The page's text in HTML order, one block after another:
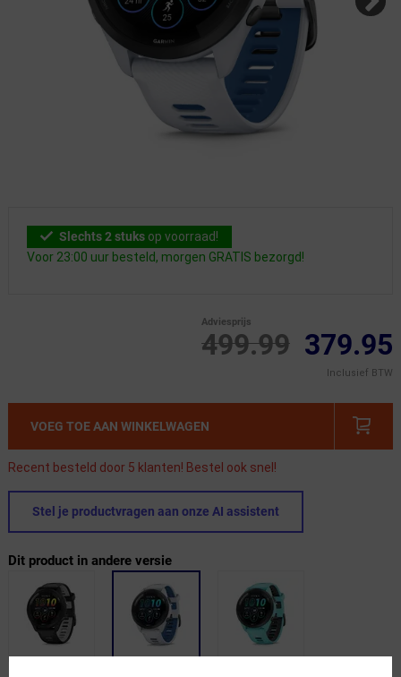
Slechts 2 stuks op voorraad!
Voor 23:00 uur besteld, morgen GRATIS bezorgd!
499.99
Adviesprijs
379.95
Inclusief BTW
VOEG TOE AAN WINKELWAGEN
Recent besteld door 5 klanten! Bestel ook snel!
Stel je productvragen aan onze AI assistent
Dit product in andere versie